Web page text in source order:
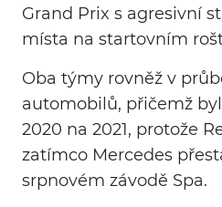
Grand Prix s agresivní
místa na startovním
Oba týmy rovněž v
automobilů, přičemž
2020 na 2021, protože
zatímco Mercedes
srpnovém závodě Spa.